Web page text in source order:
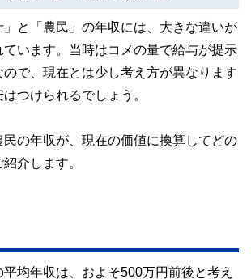
と「農民」の年収には、大きな違いが
ています。当時はコメの量で給与が提示
ので、現在とは少し考え方が異なります
つけられるでしょう。
民の年収が、現在の価値に換算してどの
介します。
均年収は、およそ500万円前後と考え